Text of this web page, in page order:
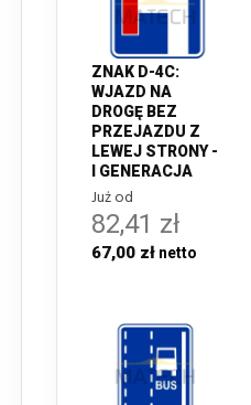
ZNAK D-4C:
WJAZD NA
DROGĘ BEZ
PRZEJAZDU Z
LEWEJ STRONY -
I GENERACJA
Już od
82,41 zł
67,00 zł